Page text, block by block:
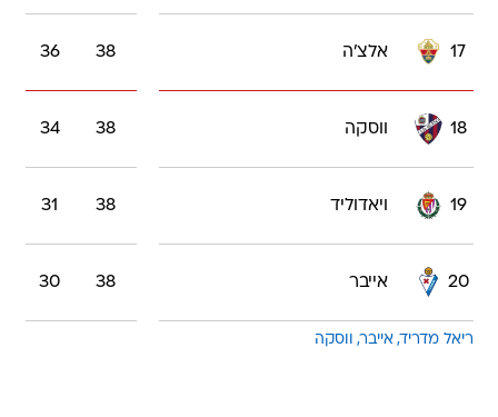
17 אלצ'ה 38
36
18 ווסקה 38
34
19 ויאדוליד 38
31
20 אייבר 38
30
ריאל מדריד אייבר ווסקה